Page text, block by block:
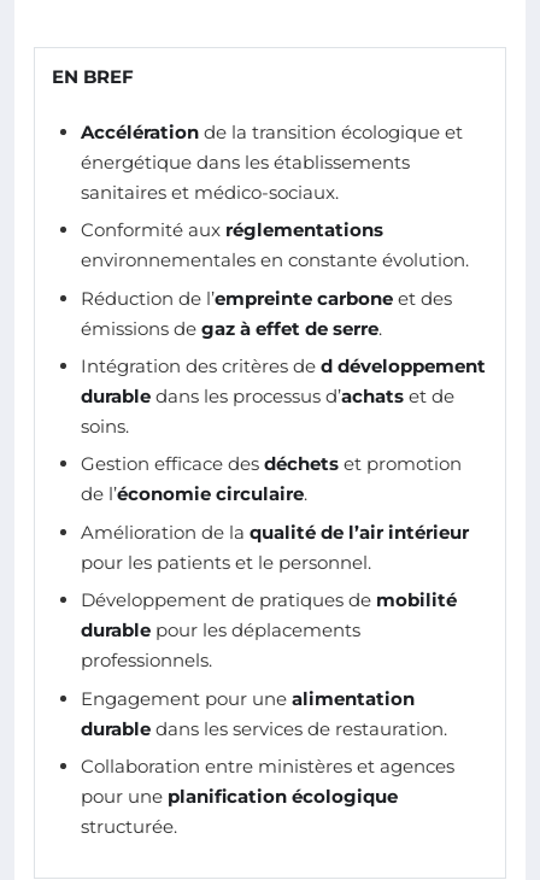
EN BREF
Accélération de la transition écologique et
énergétique dans les établissements
sanitaires et médico-sociaux.
Conformité aux réglementations
environnementales en constante évolution.
Réduction de l’empreinte carbone et des
émissions de gaz à effet de serre.
Intégration des critères de d développement
durable dans les processus d’achats et de
soins.
Gestion efficace des déchets et promotion
de l’économie circulaire.
Amélioration de la qualité de l’air intérieur
pour les patients et le personnel.
Développement de pratiques de mobilité
durable pour les déplacements
professionnels.
Engagement pour une alimentation
durable dans les services de restauration.
Collaboration entre ministères et agences
pour une planification écologique
structurée.